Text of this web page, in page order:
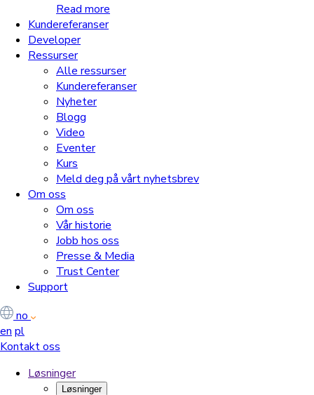
Read more
Kundereferanser
Developer
Ressurser
Alle ressurser
Kundereferanser
Nyheter
Blogg
Video
Eventer
Kurs
Meld deg på vårt nyhetsbrev
Om oss
Om oss
Vår historie
Jobb hos oss
Presse & Media
Trust Center
Support
no
en pl
Kontakt oss
Løsninger
Løsninger